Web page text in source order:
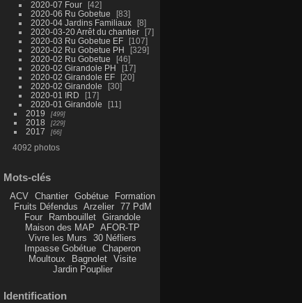
2020-07 Four
42
2020-06 Ru Gobetue
83
2020-04 Jardins Familiaux
8
2020-03-20 Arrêt du chantier
7
2020-03 Ru Gobetue EF
107
2020-02 Ru Gobetue PH
329
2020-02 Ru Gobetue
46
2020-02 Girandole PH
17
2020-02 Girandole EF
20
2020-02 Girandole
30
2020-01 IRD
17
2020-01 Girandole
11
2019
499
2018 229
2017 66
4092 photos
Mots-clés
ACV Chantier Gobétue
Formation
Fruits Défendus Arzelier
77 PdM
Four
Rambouillet
Girandole
Maison des MAP
AFOR-TP
Vivre les Murs
30 Néfliers
Impasse Gobétue
Chaperon
Moultoux
Bagnolet
Visite
Jardin Pouplier
Identification